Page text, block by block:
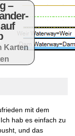
–
Karten
mit dem
hab es einfach zu
und das